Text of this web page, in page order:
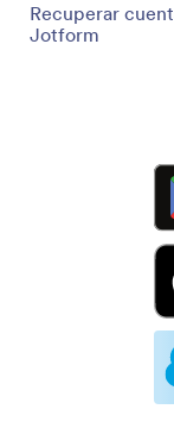
Recuperar
Jotform